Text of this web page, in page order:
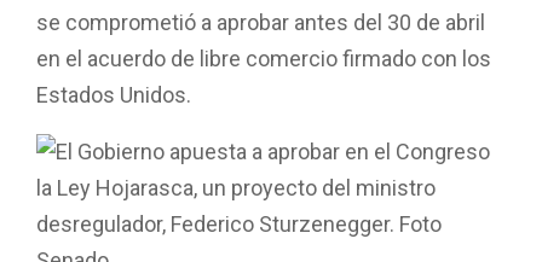
se comprometió a aprobar antes del 30 de abril
en el acuerdo de libre comercio firmado con los
Estados Unidos.